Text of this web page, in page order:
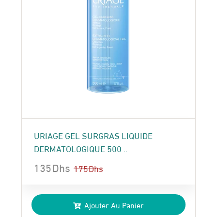
URIAGE GEL SURGRAS LIQUIDE
DERMATOLOGIQUE 500 ..
175Dhs
prix
initial
135Dhs
prix
actuel
Ajouter Au Panier